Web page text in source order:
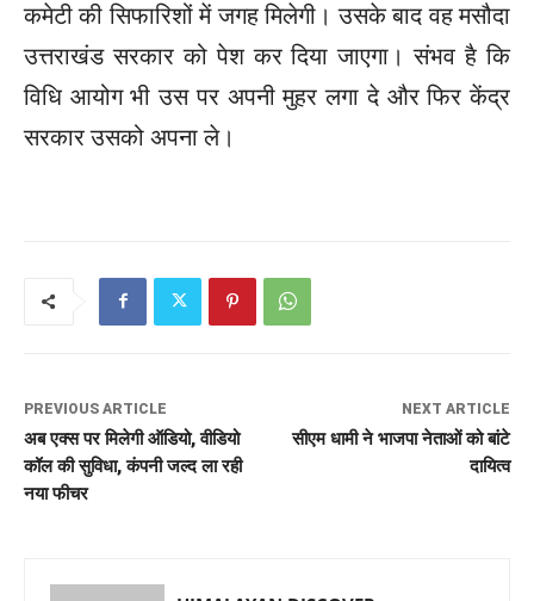
कमेटी की सिफारिशों में जगह मिलेगी। उसके बाद वह मसौदा
उत्तराखंड सरकार को पेश कर दिया जाएगा। संभव है कि
विधि आयोग भी उस पर अपनी मुहर लगा दे और फिर केंद्र
सरकार उसको अपना ले।
PREVIOUS ARTICLE
अब एक्स पर मिलेगी ऑडियो, वीडियो
कॉल की सुविधा, कंपनी जल्द ला रही
नया फीचर
NEXT ARTICLE
सीएम धामी ने भाजपा नेताओं को बांटे
दायित्व